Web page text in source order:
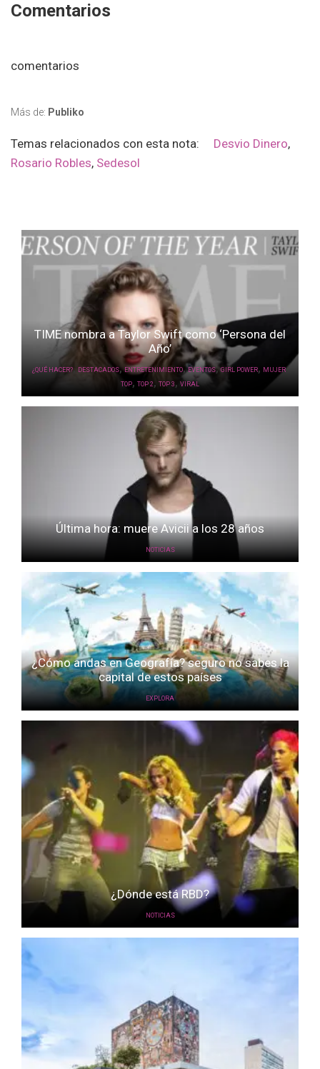
Comentarios
comentarios
Más de: Publiko
Temas relacionados con esta nota: Desvio Dinero,
Rosario Robles, Sedesol
TIME nombra a Taylor Swift como ‘Persona del
Año’
¿QUÉ HACER?, DESTACADOS,ENTRETENIMIENTO,EVENTOS,GIRL POWER, MUJER,
TOP, TOP 2 , TOP 3 , VIRAL
Última hora: muere Avicii a los 28 años
NOTICIAS
¿Cómo andas en Geografía? seguro no sabes la
capital de estos países
EXPLORA
¿Dónde está RBD?
NOTICIAS